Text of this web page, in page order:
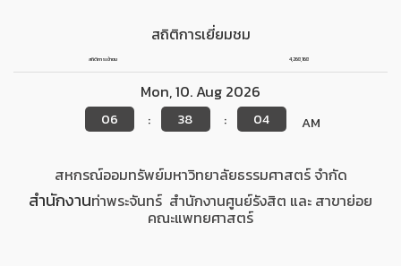
สถิติการเยี่ยมชม
สถิติการเข้าชม 4,268,168
Mon,10. Aug 2026
06 : 38 : 04 AM
สหกรณ์ออมทรัพย์มหาวิทยาลัยธรรมศาสตร์ จำกัด
สำนักงานท่าพระจันทร์ สำนักงานศูนย์รังสิต และ สาขาย่อย
คณะแพทยศาสตร์